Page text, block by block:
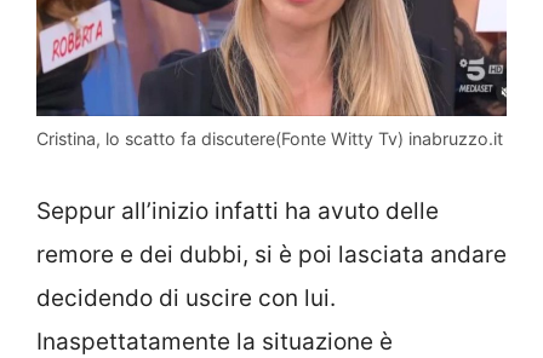
Cristina, lo scatto fa discutere(Fonte Witty Tv) inabruzzo.it
Seppur all’inizio infatti ha avuto delle
remore e dei dubbi, si è poi lasciata andare
decidendo di uscire con lui.
Inaspettatamente la situazione è